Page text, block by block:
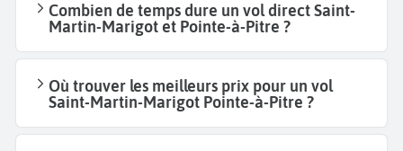
Combien de temps dure un vol direct Saint-
Martin-Marigot et Pointe-à-Pitre ?
Où trouver les meilleurs prix pour un vol
Saint-Martin-Marigot Pointe-à-Pitre ?